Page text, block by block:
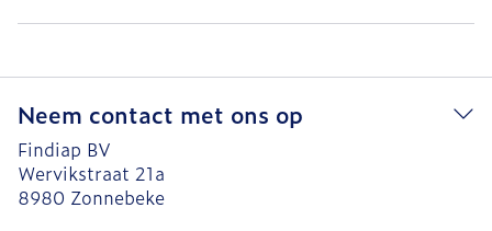
Neem contact met ons op
Findiap BV
Wervikstraat 21a
8980 Zonnebeke